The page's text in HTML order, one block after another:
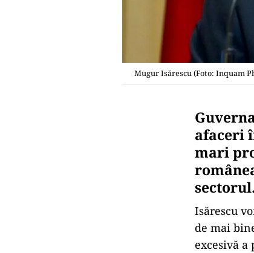
Mugur Isărescu (Foto: Inquam
afaceri
mari
Isărescu
de mai
excesivă